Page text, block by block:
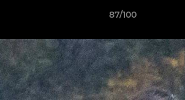
87/100